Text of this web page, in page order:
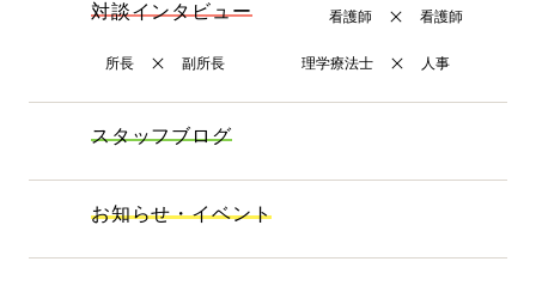
対談インタビュー 看護師 看護師
所長 副所長 理学療法士 人事
スタッフブログ
お知らせ・イベント